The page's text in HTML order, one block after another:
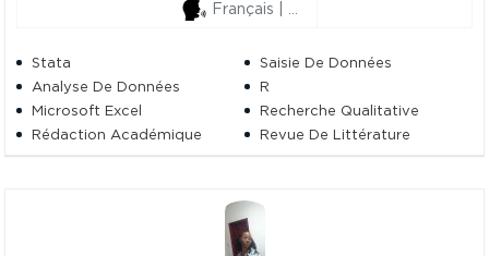
Français | Anglais
Stata
Saisie De Données
Analyse De Données
R
Microsoft Excel
Recherche Qualitative
Rédaction Académique
Revue De Littérature
Rédaction Technique
Édition Et Relecture